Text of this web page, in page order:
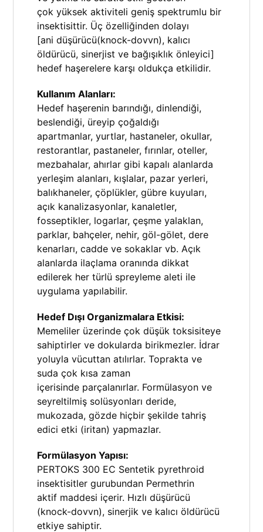
çok yüksek aktiviteli geniş spektrumlu bir
insektisittir. Üç özelliğinden dolayı
[ani düşürücü(knock-dovvn), kalıcı
öldürücü, sinerjist ve bağışıklık önleyici]
hedef haşerelere karşı oldukça etkilidir.
Kullanım Alanları:
Hedef haşerenin barındığı, dinlendiği,
beslendiği, üreyip çoğaldığı
apartmanlar, yurtlar, hastaneler, okullar,
restorantlar, pastaneler, fırınlar, oteller,
mezbahalar, ahırlar gibi kapalı alanlarda
yerleşim alanları, kışlalar, pazar yerleri,
balıkhaneler, çöplükler, gübre kuyuları,
açık kanalizasyonlar, kanaletler,
fosseptikler, logarlar, çeşme yalaklan,
parklar, bahçeler, nehir, göl-gölet, dere
kenarları, cadde ve sokaklar vb. Açık
alanlarda ilaçlama oranında dikkat
edilerek her türlü spreyleme aleti ile
uygulama yapılabilir.
Hedef Dışı Organizmalara Etkisi:
Memeliler üzerinde çok düşük toksisiteye
sahiptirler ve dokularda birikmezler. İdrar
yoluyla vücuttan atılırlar. Toprakta ve
suda çok kısa zaman
içerisinde parçalanırlar. Formülasyon ve
seyreltilmiş solüsyonları deride,
mukozada, gözde hiçbir şekilde tahriş
edici etki (iritan) yapmazlar.
Formülasyon Yapısı:
PERTOKS 300 EC Sentetik pyrethroid
insektisitler gurubundan Permethrin
aktif maddesi içerir. Hızlı düşürücü
(knock-dovvn), sinerjik ve kalıcı öldürücü
etkiye sahiptir.